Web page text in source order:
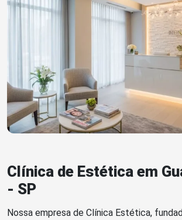
Clínica de Estética em
- SP
Nossa empresa de Clínica Estética,